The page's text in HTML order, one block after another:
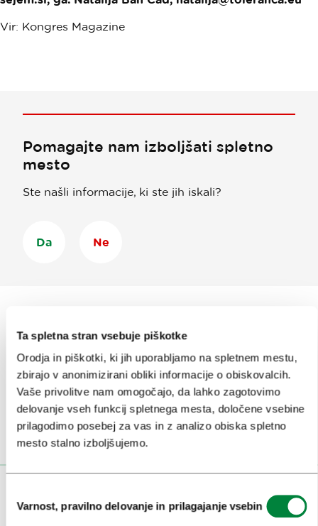
Ta spletna stran vsebuje piškotke
Orodja in piškotki, ki jih uporabljamo na spletnem mestu,
zbirajo v anonimizirani obliki informacije o obiskovalcih.
Vaše privolitve nam omogočajo, da lahko zagotovimo
delovanje vseh funkcij spletnega mesta, določene vsebine
prilagodimo posebej za vas in z analizo obiska spletno
mesto stalno izboljšujemo.
soglasja
Varnost, pravilno delovanje in prilagajanje vsebin
Vir: Kongres Magazine
Pomagajte nam izboljšati spletno
mesto
Ste našli informacije, ki ste jih iskali?
Da Ne
Prijavi se nae-novice
Ali nam sledi na: